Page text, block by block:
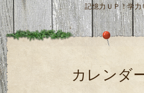
記憶力ＵＰ！学力
カレンダ